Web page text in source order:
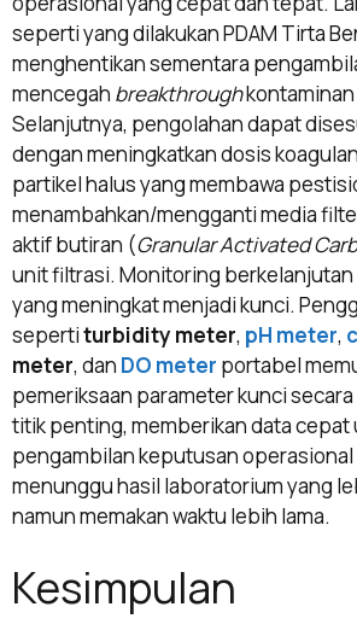
seperti yang dilakukan PDAM Tirta
menghentikan sementara
mencegah breakthroughkontaminan
Selanjutnya, pengolahan dapat
dengan meningkatkan dosis
partikel halus yang membawa
menambahkan/mengganti media
aktif butiran (Granular Activated
unit filtrasi. Monitoring
yang meningkat menjadi kunci.
sepertiturbidity meter, pH meter,
meter, dan DO meter portabel
pemeriksaan parameter kunci secara
titik penting, memberikan data cepat
pengambilan keputusan
menunggu hasil laboratorium yang
namun memakan waktu lebih lama.
Kesimpulan